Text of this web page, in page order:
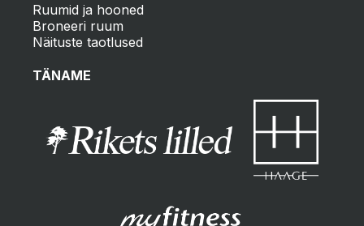
Ruumid ja hooned
Broneeri ruum
Näituste taotlused
TÄNAME